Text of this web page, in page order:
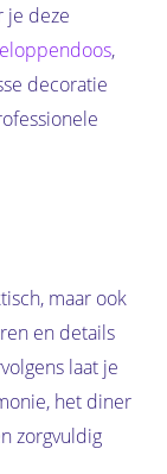
je deze
,
decoratie
maar ook
en details
laat je
het diner
zorgvuldig